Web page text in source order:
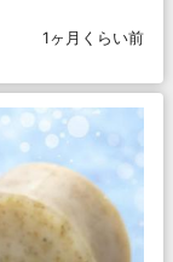
1ヶ月くらい前